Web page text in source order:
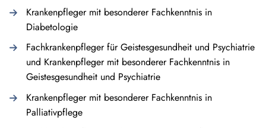
Krankenpfleger mit besonderer Fachkenntnis in
Diabetologie
Fachkrankenpfleger für Geistesgesundheit und Psychiatrie
und Krankenpfleger mit besonderer Fachkenntnis in
Geistesgesundheit und Psychiatrie
Krankenpfleger mit besonderer Fachkenntnis in
Palliativpflege